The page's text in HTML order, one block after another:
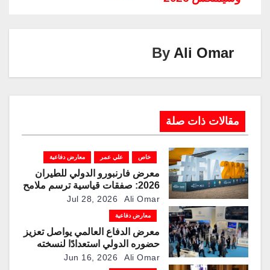
o
p
By Ali Omar
مقالات ذات صلة
خاص علي عمر معارض دفاعية
معرض فارنبورو الدولي للطيران
2026: صفقات قياسية ترسم ملامح
مرحلة جديدة لقطاعات الطيران
والدفاع والفضاء
Jul 28, 2026 Ali Omar
معارض دفاعية
معرض الدفاع العالمي يواصل تعزيز
حضوره الدولي استعدادًا لنسخته
الرابعة عام 2028Jun 16, 2026 Ali Omar